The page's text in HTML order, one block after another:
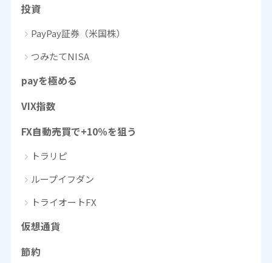
投資
PayPay証券（米国株）
つみたてNISA
payを極める
VIX指数
FX自動売買で+10％を狙う
トラリピ
ループイフダン
トライオートFX
仮想通貨
節約